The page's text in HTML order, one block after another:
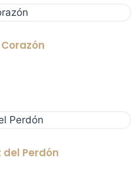
del Perdón